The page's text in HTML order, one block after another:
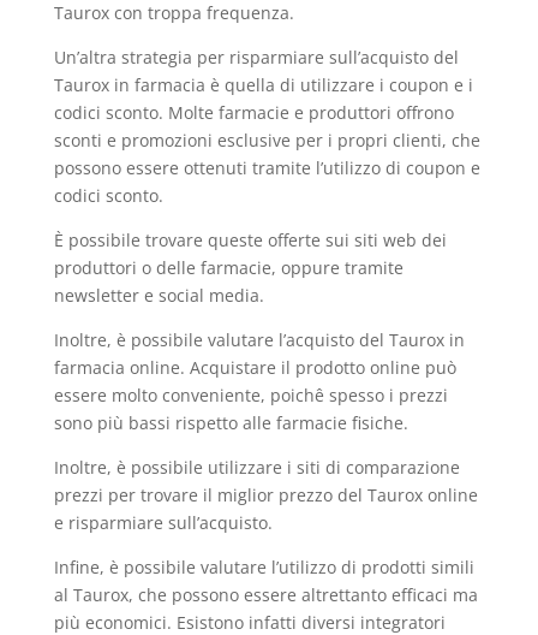
Taurox con troppa frequenza.
Un’altra strategia per risparmiare sull’acquisto del
Taurox in farmacia è quella di utilizzare i coupon e i
codici sconto. Molte farmacie e produttori offrono
sconti e promozioni esclusive per i propri clienti, che
possono essere ottenuti tramite l’utilizzo di coupon e
codici sconto.
È possibile trovare queste offerte sui siti web dei
produttori o delle farmacie, oppure tramite
newsletter e social media.
Inoltre, è possibile valutare l’acquisto del Taurox in
farmacia online. Acquistare il prodotto online può
essere molto conveniente, poichê spesso i prezzi
sono più bassi rispetto alle farmacie fisiche.
Inoltre, è possibile utilizzare i siti di comparazione
prezzi per trovare il miglior prezzo del Taurox online
e risparmiare sull’acquisto.
Infine, è possibile valutare l’utilizzo di prodotti simili
al Taurox, che possono essere altrettanto efficaci ma
più economici. Esistono infatti diversi integratori